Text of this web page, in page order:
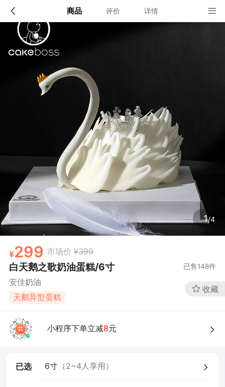
商品 评价 详情
1/4
299 市场价 ¥399
白天鹅之歌奶油蛋糕/6寸 已售148件
安佳奶油
天鹅异型蛋糕
收藏
小程序下单立减8元
已选 6寸（2~4人享用）
配送说明
北京、上海
店铺信息
确定